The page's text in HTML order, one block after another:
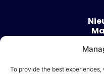
To provide the best